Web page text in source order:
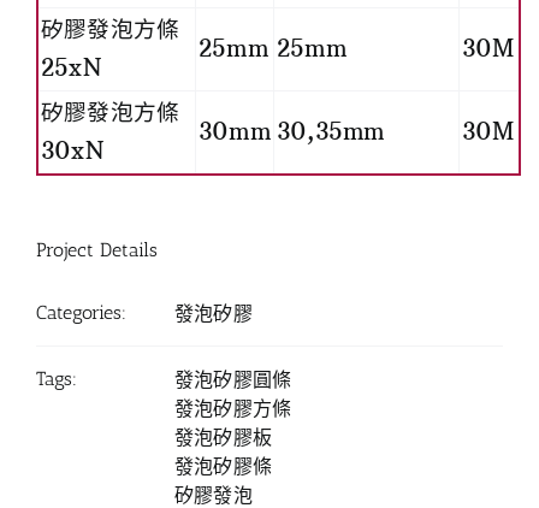
矽膠發泡方條
25xN
25mm 25mm 30M
矽膠發泡方條
30xN
30mm 30,35mm 30M
Project Details
Categories: 發泡矽膠
Tags:
發泡矽膠圓條
發泡矽膠方條
發泡矽膠板
發泡矽膠條
矽膠發泡